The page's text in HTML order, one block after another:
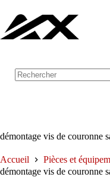
contenu
démontage vis de couronne
Accueil
Pièces et
démontage vis de couronne